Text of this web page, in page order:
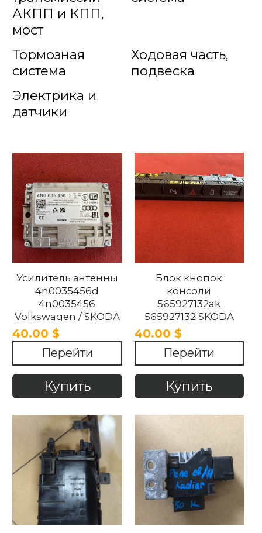
АКПП и КПП,
мост
Тормозная
система
Ходовая часть,
подвеска
Электрика и
датчики
Усилитель антенны
4n0035456d
4n0035456
Volkswagen / SKODA
2015-2025
40.00 $
Перейти
Купить
Блок кнопок
консоли
565927132ak
565927132 SKODA
Karoq / Kodiaq 2017-
2024
40.00 $
Перейти
Купить